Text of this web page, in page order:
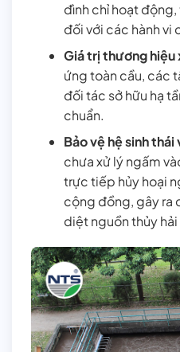
đình chỉ hoạt động,
đối với các hành vi
Giá trị thương hiệu
ứng toàn cầu, các
đối tác sở hữu hạ
chuẩn.
Bảo vệ hệ sinh
chưa xử lý ngấm
trực tiếp hủy hoại
cộng đồng, gây ra
diệt nguồn thủy hải